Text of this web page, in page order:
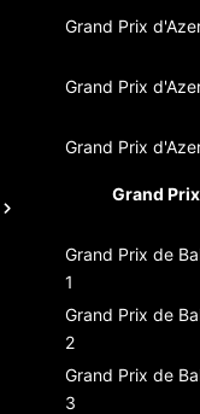
Grand Prix
Grand Prix
Grand Prix
Grand
Grand Prix de
1
Grand Prix de
2
Grand Prix de
3